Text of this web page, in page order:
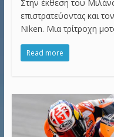
Στην έκθεση του
επιστρατεύοντας και
Niken. Μια τρίτροχη
Read more